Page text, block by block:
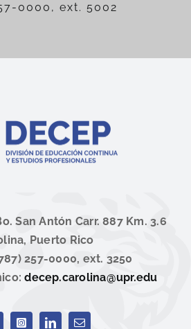
0000, ext. 5002
San Antón Carr. 887 Km. 3.6
Puerto Rico
257-0000, ext. 3250
decep.carolina@upr.edu